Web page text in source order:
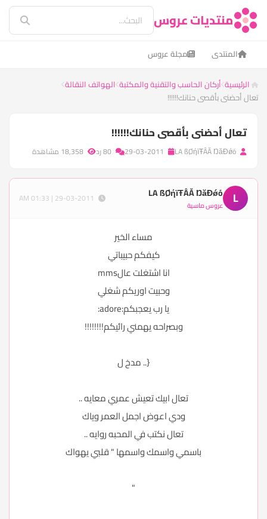
منتديات عروس
المنتدى مجلة عروس
الرئيسية أركان الحاسب والتقنية والمكتبة الهواتف النقالة
تعال أحضنى بأقصى حنانك!!!!!!
تعال أحضنى بأقصى حنانك!!!!!!
L
LA ßØήїŦÂĂ ŊăĐǿó
عروس ماسية
مساء الخير
كيفكم حبيباتي
انا اشتغلت عالmms
وحبيت اوريكم شغلي
يا رب يعجبكم:adore:
وبصراحه يهمني رائيكم!!!!!!!!
{.. مدخ ل
تعال ابيك تعيش عمري معايه ..
ودي اعوض اجمل العمر وياك
تعال نكتب في المحبه روايه ..
باسمي واسمك واسمها " قلبي يهواك
"